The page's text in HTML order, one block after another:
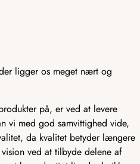
ligger os meget nært og
på, er ved at levere
vi med god samvittighed vide,
da kvalitet betyder længere
ved at tilbyde delene af